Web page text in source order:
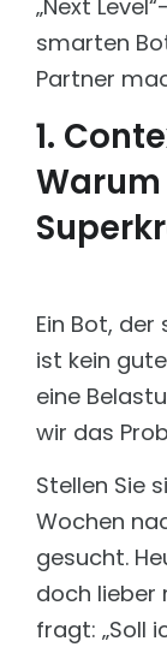
Fokus
Energy &
Sichere
PROJEKTE
Bosch
Bosch
Lufthansa
Lead
PROJEKTE
Auerbach
„Next
smarten
Partner
1.
Warum
Ein Bot,
ist kein
eine
wir das
Stellen Sie
Wochen
gesucht.
doch lieber
fragt: „Soll